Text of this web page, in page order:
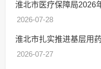
淮北市医疗保障局2026
2026-07-28
淮北市扎实推进基层用
2026-07-27